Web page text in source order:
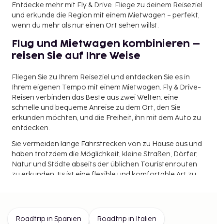
Entdecke mehr mit Fly & Drive. Fliege zu deinem Reiseziel
und erkunde die Region mit einem Mietwagen – perfekt,
wenn du mehr als nur einen Ort sehen willst.
Flug und Mietwagen kombinieren –
reisen Sie auf Ihre Weise
Fliegen Sie zu Ihrem Reiseziel und entdecken Sie es in
Ihrem eigenen Tempo mit einem Mietwagen. Fly & Drive-
Reisen verbinden das Beste aus zwei Welten: eine
schnelle und bequeme Anreise zu dem Ort, den Sie
erkunden möchten, und die Freiheit, ihn mit dem Auto zu
entdecken.
Sie vermeiden lange Fahrstrecken von zu Hause aus und
haben trotzdem die Möglichkeit, kleine Straßen, Dörfer,
Natur und Städte abseits der üblichen Touristenrouten
zu erkunden. Es ist eine flexible und komfortable Art zu
Was ist eine Fly & Drive-Reise?
Roadtrip in Spanien Roadtrip in Italien